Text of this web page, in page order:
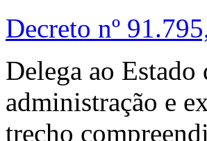
Decreto nº
Delega ao Estado
administração e
trecho